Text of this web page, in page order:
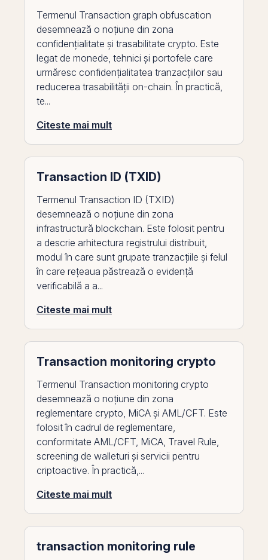
Termenul Transaction graph obfuscation
desemnează o noțiune din zona
confidențialitate și trasabilitate crypto. Este
legat de monede, tehnici și portofele care
urmăresc confidențialitatea tranzacțiilor sau
reducerea trasabilității on-chain. În practică,
te...
Citeste mai mult
Transaction ID (TXID)
Termenul Transaction ID (TXID)
desemnează o noțiune din zona
infrastructură blockchain. Este folosit pentru
a descrie arhitectura registrului distribuit,
modul în care sunt grupate tranzacțiile și felul
în care rețeaua păstrează o evidență
verificabilă a a...
Citeste mai mult
Transaction monitoring crypto
Termenul Transaction monitoring crypto
desemnează o noțiune din zona
reglementare crypto, MiCA și AML/CFT. Este
folosit în cadrul de reglementare,
conformitate AML/CFT, MiCA, Travel Rule,
screening de walleturi și servicii pentru
criptoactive. În practică,...
Citeste mai mult
transaction monitoring rule